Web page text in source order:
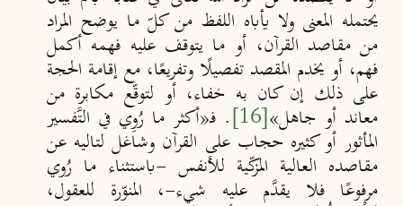
يحتمله المعنى ولا يأباه اللفظ من كلّ ما يوضح المراد
من مقاصد القرآن، أو ما يتوقف عليه فهمه أكمل
فهم، أو يخدم المقصد تفصيلًا وتفريعًا، مع إقامة الحجة
على ذلك إن كان به خفاء، أو لتوقّع مكابرة من
معاند أو جاهل»
[16] . فـ«أكثر ما رُوِي في التَّفسير
المأثور أو كثيره حجاب على القرآن وشاغل لتاليه عن
مقاصده العالية المزكّية للأنفس -باستثناء ما رُوي
مرفوعًا فلا يقدَّم عليه شيء-، المنوّرة للعقول،